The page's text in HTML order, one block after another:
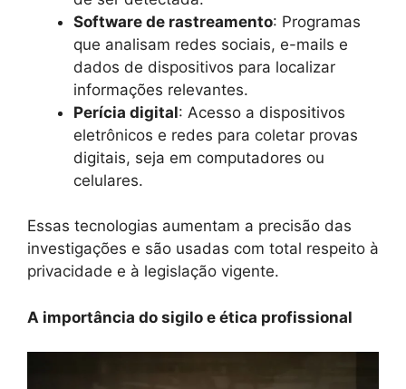
Software de rastreamento: Programas
que analisam redes sociais, e-mails e
dados de dispositivos para localizar
informações relevantes.
Perícia digital: Acesso a dispositivos
eletrônicos e redes para coletar provas
digitais, seja em computadores ou
celulares.
Essas tecnologias aumentam a precisão das
investigações e são usadas com total respeito à
privacidade e à legislação vigente.
A importância do sigilo e ética profissional